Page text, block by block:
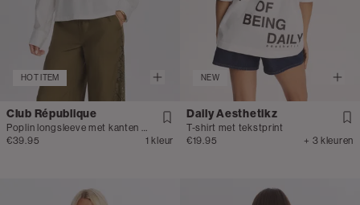
HOT ITEM
Club République
Poplin longsleeve met kanten details
€39.95
1 kleur
NEW
Daily Aesthetikz
T-shirt met tekstprint
€19.95
+ 3 kleuren